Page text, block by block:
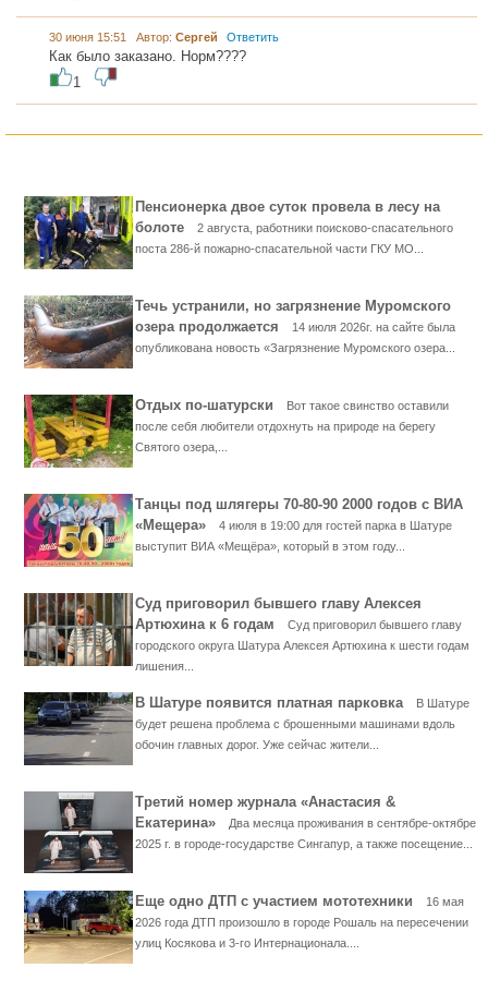
30 июня 15:51 Автор: Сергей Ответить
Как было заказано. Норм????
1
Пенсионерка двое суток провела в лесу на
болоте
2 августа, работники поисково-спасательного
поста 286-й пожарно-спасательной части ГКУ МО...
Течь устранили, но загрязнение Муромского
озера продолжается
14 июля 2026г. на сайте была
опубликована новость «Загрязнение Муромского озера...
Отдых по-шатурски
Вот такое свинство оставили
после себя любители отдохнуть на природе на берегу
Святого озера,...
Танцы под шлягеры 70-80-90 2000 годов с ВИА
«Мещера»
4 июля в 19:00 для гостей парка в Шатуре
выступит ВИА «Мещёра», который в этом году...
Суд приговорил бывшего главу Алексея
Артюхина к 6 годам
Суд приговорил бывшего главу
городского округа Шатура Алексея Артюхина к шести годам
лишения...
В Шатуре появится платная парковка
В Шатуре
будет решена проблема с брошенными машинами вдоль
обочин главных дорог. Уже сейчас жители...
Третий номер журнала «Анастасия &
Екатерина»
Два месяца проживания в сентябре-октябре
2025 г. в городе-государстве Сингапур, а также посещение...
Еще одно ДТП с участием мототехники
16 мая
2026 года ДТП произошло в городе Рошаль на пересечении
улиц Косякова и 3-го Интернационала....